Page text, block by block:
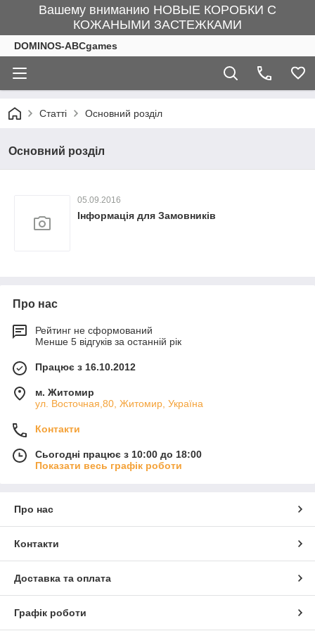
Вашему вниманию НОВЫЕ КОРОБКИ С
КОЖАНЫМИ ЗАСТЕЖКАМИ
DOMINOS-ABCgames
Статті Основний розділ
Основний розділ
05.09.2016
Інформація для Замовників
Про нас
Рейтинг не сформований
Менше 5 відгуків за останній рік
Працює з 16.10.2012
м. Житомир
ул. Восточная,80, Житомир, Україна
Контакти
Сьогодні працює з 10:00 до 18:00
Показати весь графік роботи
Про нас
Контакти
Доставка та оплата
Графік роботи